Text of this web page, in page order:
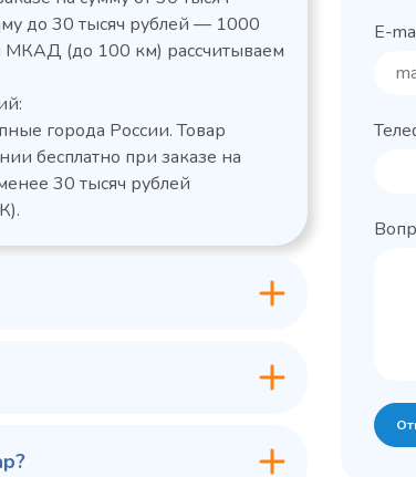
Холодильный стол Polair
TM2-G
среднетемпературный
Артикул 1050421d
Габаритные
размеры (Д х Ш х В),
мм
1200x605x850/91
0
Серия столов
Grande -
102 797 ₽ ✓ В наличии
Расход
60
до 30 тысяч рублей — 1000
МКАД (до 100 км) рассчитываем
города России. Товар
бесплатно при заказе на
30 тысяч рублей
E-